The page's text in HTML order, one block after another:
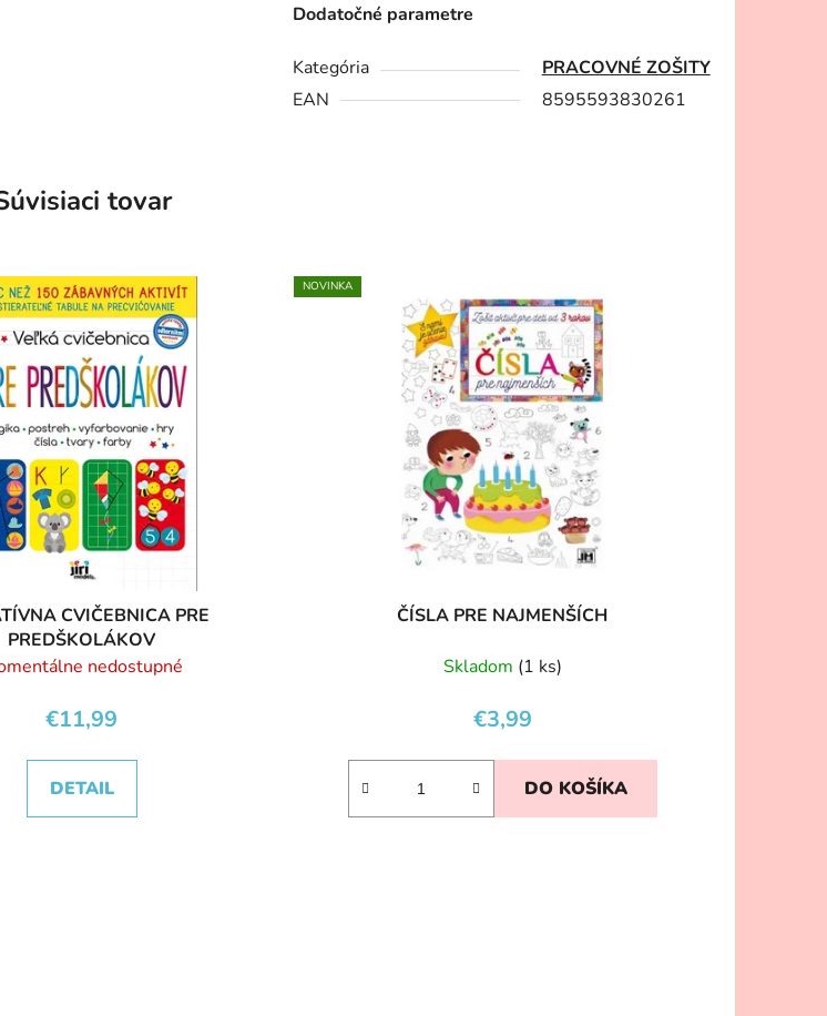
Dodatočné parametre
Kategória
PRACOVNÉ ZOŠITY
EAN
8595593830261
tovar
CVIČEBNICA PRE
PREDŠKOLÁKOV
nedostupné
€11,99
DETAIL
NOVINKA
ČÍSLA PRE NAJMENŠÍCH
Skladom (1 ks)
€3,99
DO KOŠÍKA